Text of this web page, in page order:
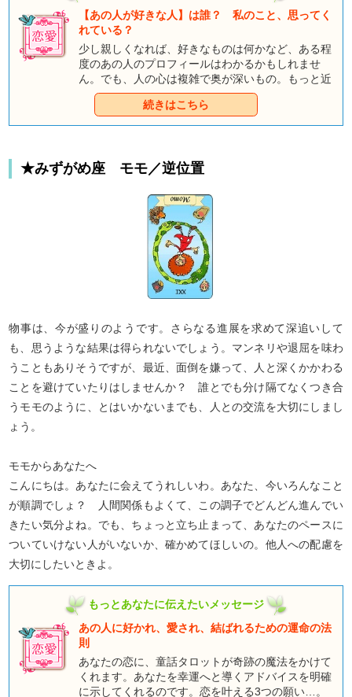
【あの人が好きな人】は誰？ 私のこと、思ってく
れている？
少し親しくなれば、好きなものは何かなど、ある程
度のあの人のプロフィールはわかるかもしれませ
ん。でも、人の心は複雑で奥が深いもの。もっと近
づくために、表面的な印象にとどまらない、本当の
あの人の姿を探ってみましょう。
続きはこちら
★みずがめ座 モモ／逆位置
物事は、今が盛りのようです。さらなる進展を求めて深追いして
も、思うような結果は得られないでしょう。マンネリや退屈を味わ
うこともありそうですが、最近、面倒を嫌って、人と深くかかわる
ことを避けていたりはしませんか？ 誰とでも分け隔てなくつき合
うモモのように、とはいかないまでも、人との交流を大切にしまし
ょう。
モモからあなたへ
こんにちは。あなたに会えてうれしいわ。あなた、今いろんなこと
が順調でしょ？ 人間関係もよくて、この調子でどんどん進んでい
きたい気分よね。でも、ちょっと立ち止まって、あなたのペースに
ついていけない人がいないか、確かめてほしいの。他人への配慮を
大切にしたいときよ。
もっとあなたに伝えたいメッセージ
あの人に好かれ、愛され、結ばれるための運命の法
則
あなたの恋に、童話タロットが奇跡の魔法をかけて
くれます。あなたを幸運へと導くアドバイスを明確
に示してくれるのです。恋を叶える3つの願い…。